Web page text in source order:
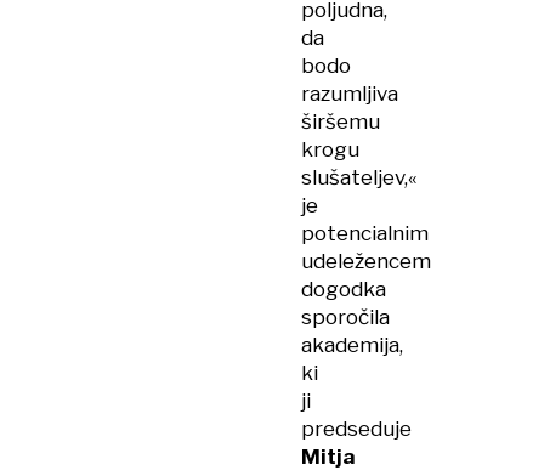
poljudna,
da
bodo
razumljiva
širšemu
krogu
slušateljev,«
je
potencialnim
udeležencem
dogodka
sporočila
akademija,
ki
ji
predseduje
Mitja